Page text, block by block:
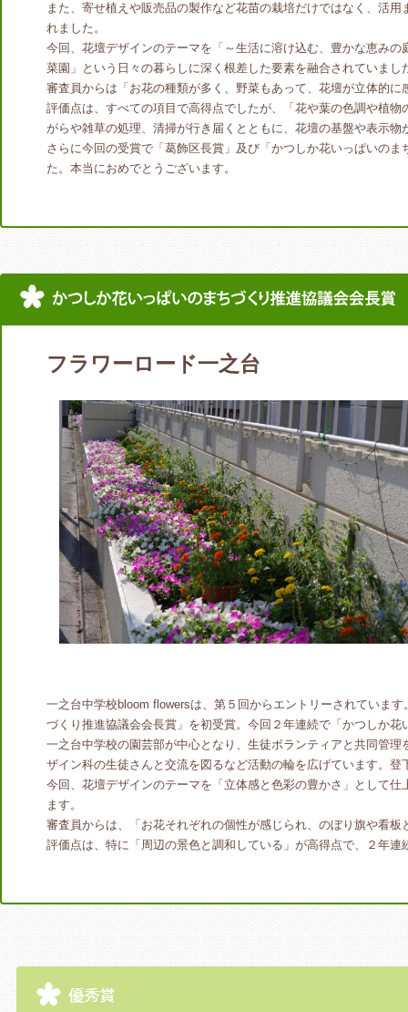
また、寄せ植えや販売品の製作など花苗の栽培だけではなく、活
れました。
今回、花壇デザインのテーマを「～生活に溶け込む、豊かな恵み
菜園」という日々の暮らしに深く根差した要素を融合されていまし
審査員からは「お花の種類が多く、野菜もあって、花壇が立体的
評価点は、すべての項目で高得点でしたが、「花や葉の色調や植
がらや雑草の処理、清掃が行き届くとともに、花壇の基盤や表示
さらに今回の受賞で「葛飾区長賞」及び「かつしか花いっぱいの
た。本当におめでとうございます。
フラワーロード一之台
一之台中学校bloom flowersは、第５回からエントリーされていま
づくり推進協議会会長賞」を初受賞。今回２年連続で「かつしか
一之台中学校の園芸部が中心となり、生徒ボランティアと共同管
ザイン科の生徒さんと交流を図るなど活動の輪を広げています。
今回、花壇デザインのテーマを「立体感と色彩の豊かさ」として
ます。
審査員からは、「お花それぞれの個性が感じられ、のぼり旗や看
評価点は、特に「周辺の景色と調和している」が高得点で、２年